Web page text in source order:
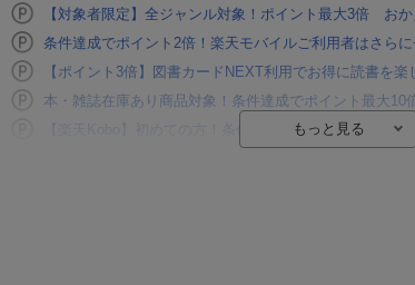
【対象者限定】全ジャンル対象！ポイント最大3倍 お
条件達成でポイント2倍！楽天モバイルご利用者はさら
【ポイント3倍】図書カードNEXT利用でお得に読書を楽
本・雑誌在庫あり商品対象！条件達成でポイント最大10
【楽天Kobo】初めての方！条件達成で楽天ブックス購入